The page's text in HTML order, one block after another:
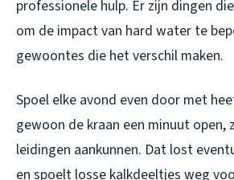
professionele hulp. Er zijn dingen
om de impact van hard water te
gewoontes die het verschil maken.
Spoel elke avond even door met
gewoon de kraan een minuut open,
leidingen aankunnen. Dat lost
en spoelt losse kalkdeeltjes weg